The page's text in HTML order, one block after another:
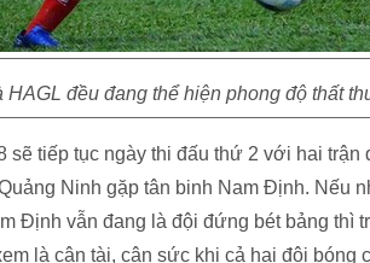
đều đang thể hiện phong độ thất
sẽ tiếp tục ngày thi đấu thứ 2 với hai
Ninh gặp tân binh Nam Định. Nếu
Định vẫn đang là đội đứng bét bảng thì
là cân tài, cân sức khi cả hai đội bóng